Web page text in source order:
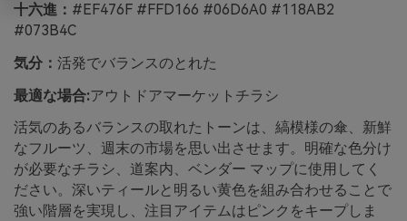
十六進： #EF476F #FFD166 #06D6A0 #118AB2
#073B4C
気分： 活発でバランスのとれた
最適な場合:アウトドアマーケットチラシ
活気のあるバランスの取れたトーンは、縞模様の傘、新鮮
なフルーツ、週末の市場を思い出させます。明確な色分け
が必要なチラシ、道案内、ベンダー マップに使用してく
ださい。深いティールと明るい黄色を組み合わせることで
強い階層を実現し、注目アイテムはピンクをキープしま